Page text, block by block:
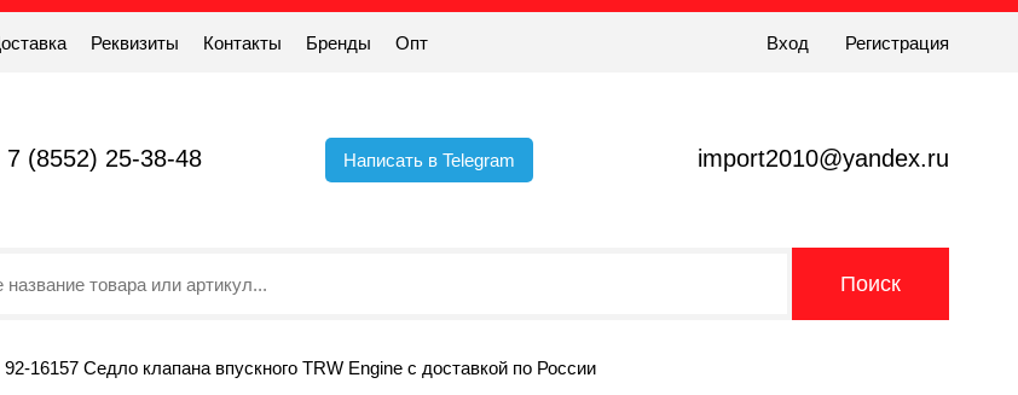
Реквизиты Контакты Бренды Опт Вход Регистрация
7 (8552) 25-38-48 Написать в Telegram import2010@yandex.ru
92-16157 Седло клапана впускного TRW Engine с доставкой по России